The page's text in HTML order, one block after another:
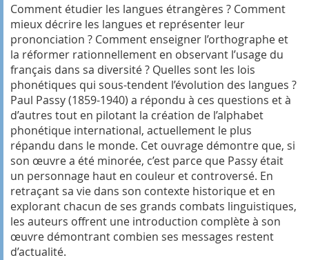
Comment étudier les langues étrangères ? Comment
mieux décrire les langues et représenter leur
prononciation ? Comment enseigner l’orthographe et
la réformer rationnellement en observant l’usage du
français dans sa diversité ? Quelles sont les lois
phonétiques qui sous-tendent l’évolution des langues ?
Paul Passy (1859-1940) a répondu à ces questions et à
d’autres tout en pilotant la création de l’alphabet
phonétique international, actuellement le plus
répandu dans le monde. Cet ouvrage démontre que, si
son œuvre a été minorée, c’est parce que Passy était
un personnage haut en couleur et controversé. En
retraçant sa vie dans son contexte historique et en
explorant chacun de ses grands combats linguistiques,
les auteurs offrent une introduction complète à son
œuvre démontrant combien ses messages restent
d’actualité.